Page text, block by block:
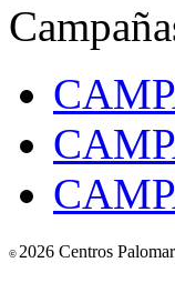
© 2026 Centros Palomar